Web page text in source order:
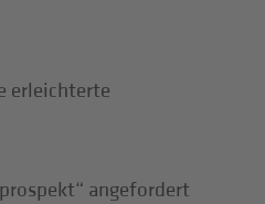
erleichterte
angefordert